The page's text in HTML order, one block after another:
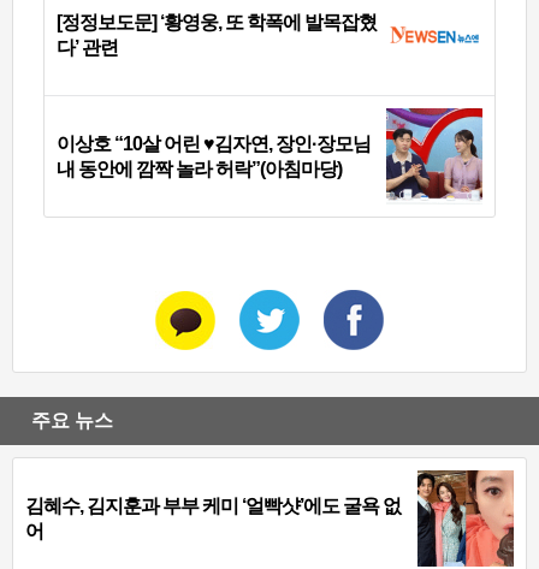
[정정보도문] ‘황영웅, 또 학폭에 발목잡혔
다’ 관련
이상호 “10살 어린 ♥김자연, 장인·장모님
내 동안에 깜짝 놀라 허락”(아침마당)
주요 뉴스
김혜수, 김지훈과 부부 케미 ‘얼빡샷’에도 굴욕 없
어